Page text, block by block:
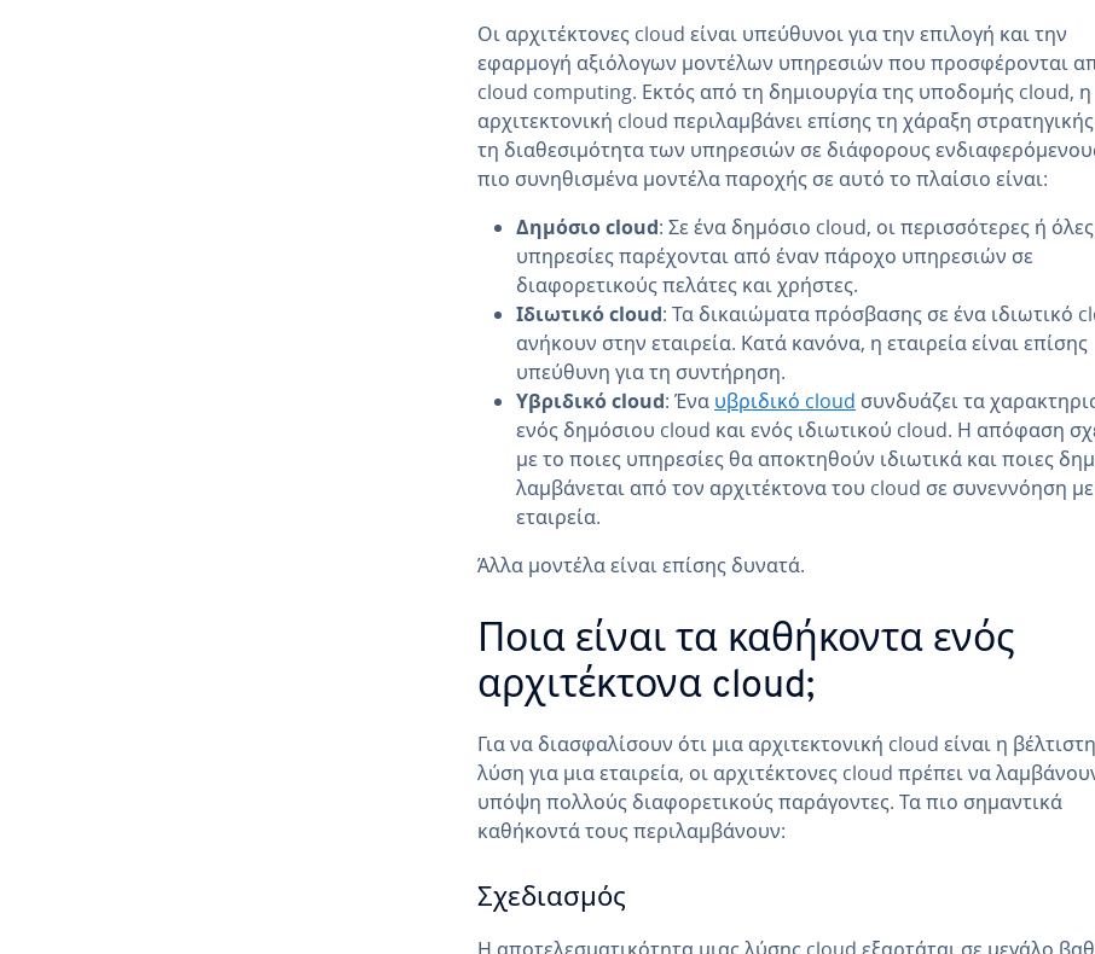
Οι αρχιτέκτονες cloud είναι υπεύθυνοι για την επιλογή και την
εφαρμογή αξιόλογων μοντέλων υπηρεσιών που προσφέρονται
cloud computing. Εκτός από τη δημιουργία της υποδομής cloud, η
αρχιτεκτονική cloud περιλαμβάνει επίσης τη χάραξη
τη διαθεσιμότητα των υπηρεσιών σε διάφορους
πιο συνηθισμένα μοντέλα παροχής σε αυτό το πλαίσιο είναι:
Δημόσιο cloud: Σε ένα δημόσιο cloud, οι περισσότερες ή
υπηρεσίες παρέχονται από έναν πάροχο υπηρεσιών σε
διαφορετικούς πελάτες και χρήστες.
Ιδιωτικό cloud: Τα δικαιώματα πρόσβασης σε ένα ιδιωτικό
ανήκουν στην εταιρεία. Κατά κανόνα, η εταιρεία είναι επίσης
υπεύθυνη για τη συντήρηση.
Υβριδικό cloud: Ένα υβριδικό cloud συνδυάζει τα
ενός δημόσιου cloud και ενός ιδιωτικού cloud. Η απόφαση
με το ποιες υπηρεσίες θα αποκτηθούν ιδιωτικά και ποιες
λαμβάνεται από τον αρχιτέκτονα του cloud σε συνεννόηση
εταιρεία.
Άλλα μοντέλα είναι επίσης δυνατά.
Ποια είναι τα καθήκοντα ενός
αρχιτέκτονα cloud;
Για να διασφαλίσουν ότι μια αρχιτεκτονική cloud είναι η βέλτιστη
λύση για μια εταιρεία, οι αρχιτέκτονες cloud πρέπει να
υπόψη πολλούς διαφορετικούς παράγοντες. Τα πιο σημαντικά
καθήκοντά τους περιλαμβάνουν:
Σχεδιασμός